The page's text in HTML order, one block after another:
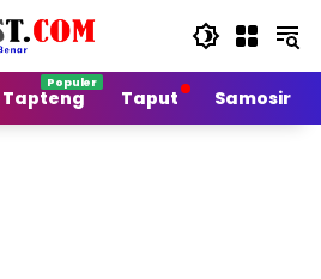
Tapteng Taput Samosir